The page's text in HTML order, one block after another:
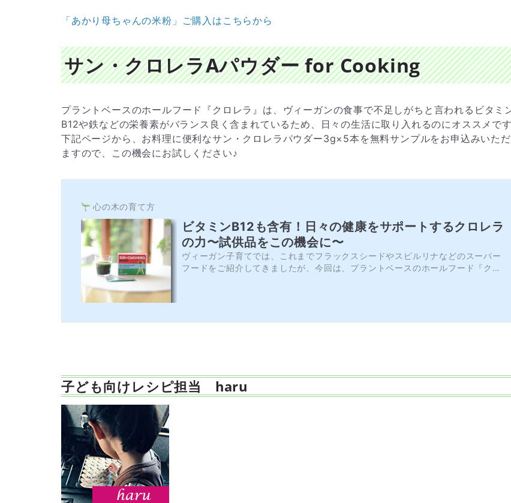
「あかり母ちゃんの米粉」ご購入はこちらから
サン・クロレラAパウダー for Cooking
プラントベースのホールフード『クロレラ』は、ヴィーガンの食事で不足しがちと言われるビタミ
B12や鉄などの栄養素がバランス良く含まれているため、日々の生活に取り入れるのにオススメです
下記ページから、お料理に便利なサン・クロレラパウダー3g×5本を無料サンプルをお申込みいた
ますので、この機会にお試しください♪
心の木の育て方
ビタミンB12も含有！日々の健康をサポートするクロレラ
の力〜試供品をこの機会に〜
ヴィーガン子育てでは、これまでフラックスシードやスピルリナなどのスーパー
フードをご紹介してきましたが、今回は、プラントベースのホールフード『クロ
子ども向けレシピ担当 haru